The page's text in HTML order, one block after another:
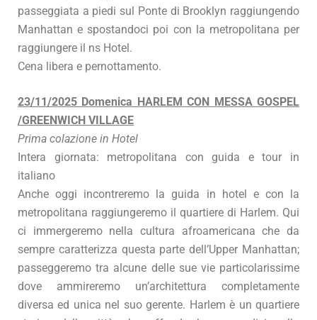
passeggiata a piedi sul Ponte di Brooklyn raggiungendo
Manhattan e spostandoci poi con la metropolitana per
raggiungere il ns Hotel.
Cena libera e pernottamento.
23/11/2025 Domenica HARLEM CON MESSA GOSPEL
/GREENWICH VILLAGE
Prima colazione in Hotel
Intera giornata: metropolitana con guida e tour in
italiano
Anche oggi incontreremo la guida in hotel e con la
metropolitana raggiungeremo il quartiere di Harlem. Qui
ci immergeremo nella cultura afroamericana che da
sempre caratterizza questa parte dell’Upper Manhattan;
passeggeremo tra alcune delle sue vie particolarissime
dove ammireremo un’architettura completamente
diversa ed unica nel suo gerente. Harlem è un quartiere